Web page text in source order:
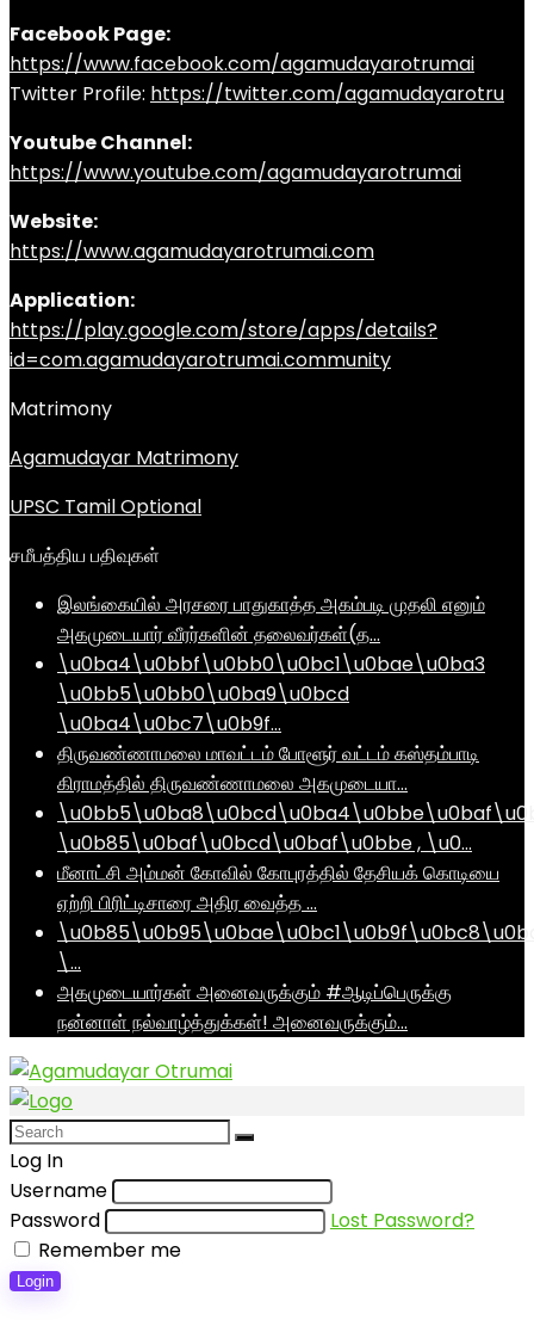
Facebook Page:
https://www.facebook.com/agamudayarotrumai
Twitter Profile: https://twitter.com/agamudayarotru
Youtube Channel:
https://www.youtube.com/agamudayarotrumai
Website:
https://www.agamudayarotrumai.com
Application:
https://play.google.com/store/apps/details?
id=com.agamudayarotrumai.community
Matrimony
Agamudayar Matrimony
UPSC Tamil Optional
சமீபத்திய பதிவுகள்
இலங்கையில் அரசரை பாதுகாத்த அகம்படி முதலி எனும்
அகமுடையார் வீரர்களின் தலைவர்கள்(த…
\u0ba4\u0bbf\u0bb0\u0bc1\u0bae\u0ba3
\u0bb5\u0bb0\u0ba9\u0bcd
\u0ba4\u0bc7\u0b9f…
திருவண்ணாமலை மாவட்டம் போளூர் வட்டம் கஸ்தம்பாடி
கிராமத்தில் திருவண்ணாமலை அகமுடையா…
\u0b85\u0baf\u0bcd\u0baf\u0bbe , \u0…
மீனாட்சி அம்மன் கோவில் கோபுரத்தில் தேசியக் கொடியை
ஏற்றி பிரிட்டிசாரை அதிர வைத்த …
\…
அகமுடையார்கள் அனைவருக்கும் #ஆடிப்பெருக்கு
நன்னாள் நல்வாழ்த்துக்கள்! அனைவருக்கும்…
Log In
Username
Password
Lost Password?
Remember me
Login